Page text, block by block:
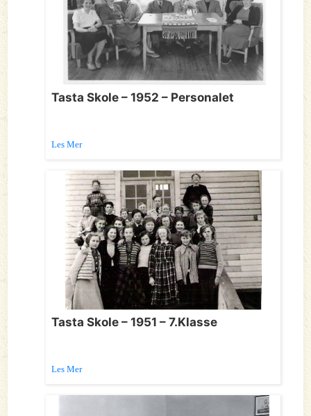
Tasta Skole – 1952 – Personalet
Les Mer
Tasta Skole – 1951 – 7.Klasse
Les Mer